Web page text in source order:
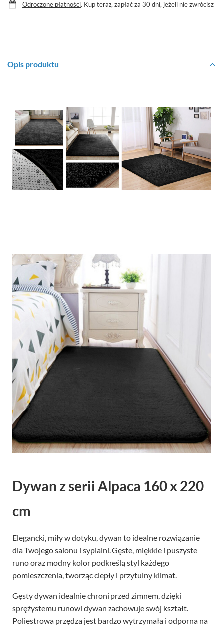
Odroczone płatności. Kup teraz, zapłać za 30 dni, jeżeli nie zwrócisz
Opis produktu
Dywan z serii Alpaca 160 x 220
cm
Elegancki, miły w dotyku, dywan to idealne rozwiązanie
dla Twojego salonu i sypialni. Gęste, miękkie i puszyste
runo oraz modny kolor podkreślą styl każdego
pomieszczenia, tworząc ciepły i przytulny klimat.
Gęsty dywan idealnie chroni przed zimnem, dzięki
sprężystemu runowi dywan zachowuje swój kształt.
Poliestrowa przędza jest bardzo wytrzymała i odporna na